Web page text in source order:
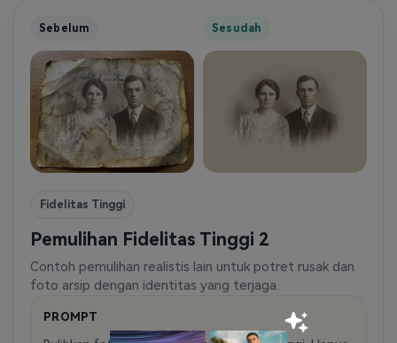
Sebelum Sesudah
Fidelitas Tinggi
Pemulihan Fidelitas Tinggi 2
Contoh pemulihan realistis lain untuk potret rusak dan
foto arsip dengan identitas yang terjaga.
PROMPT